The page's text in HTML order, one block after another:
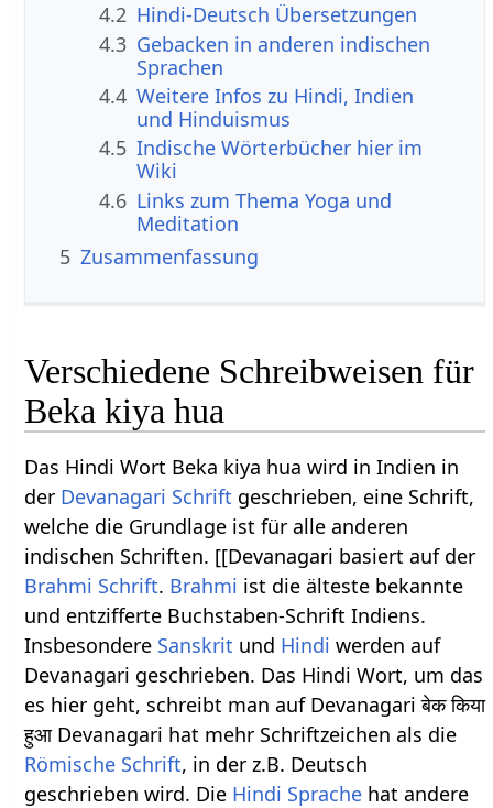
4.2 Hindi-Deutsch Übersetzungen
4.3 Gebacken in anderen indischen
Sprachen
4.4 Weitere Infos zu Hindi, Indien
und Hinduismus
4.5 Indische Wörterbücher hier im
Wiki
4.6 Links zum Thema Yoga und
Meditation
5 Zusammenfassung
Verschiedene Schreibweisen für
Beka kiya hua
Das Hindi Wort Beka kiya hua wird in Indien in
der Devanagari Schrift geschrieben, eine Schrift,
welche die Grundlage ist für alle anderen
indischen Schriften. [[Devanagari basiert auf der
Brahmi Schrift. Brahmi ist die älteste bekannte
und entzifferte Buchstaben-Schrift Indiens.
Insbesondere Sanskrit und Hindi werden auf
Devanagari geschrieben. Das Hindi Wort, um das
es hier geht, schreibt man auf Devanagari बेक किया
हुआ Devanagari hat mehr Schriftzeichen als die
Römische Schrift, in der z.B. Deutsch
geschrieben wird. Die Hindi Sprache hat andere